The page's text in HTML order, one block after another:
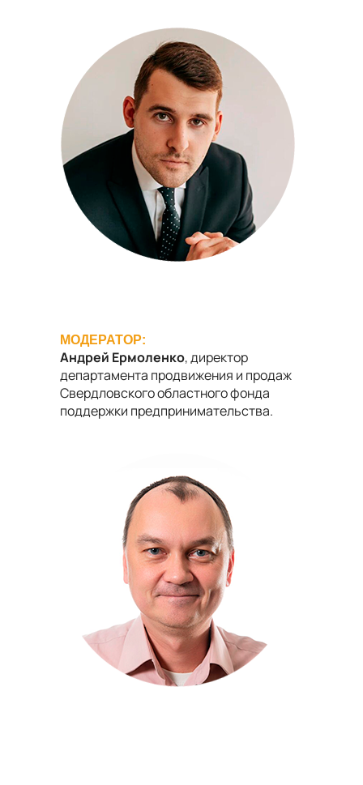
МОДЕРАТОР:
Андрей Ермоленко, директор
департамента продвижения и продаж
Свердловского областного фонда
поддержки предпринимательства.